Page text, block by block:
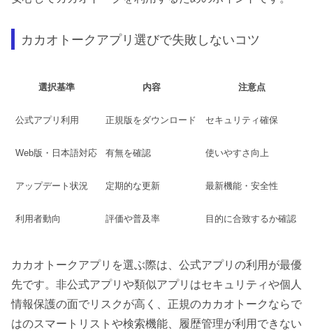
カカオトークアプリ選びで失敗しないコツ
選択基準 内容 注意点
公式アプリ利用 正規版をダウンロード セキュリティ確保
Web版・日本語対応 有無を確認 使いやすさ向上
アップデート状況 定期的な更新 最新機能・安全性
利用者動向 評価や普及率 目的に合致するか確認
カカオトークアプリを選ぶ際は、公式アプリの利用が最優
先です。非公式アプリや類似アプリはセキュリティや個人
情報保護の面でリスクが高く、正規のカカオトークならで
はのスマートリストや検索機能、履歴管理が利用できない